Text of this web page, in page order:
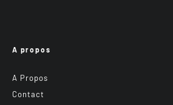
A propos
A Propos
Contact